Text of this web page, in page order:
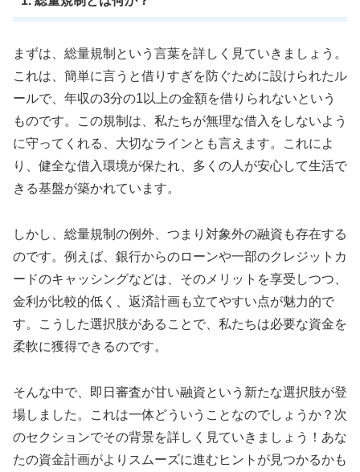
まずは、総量規制という言葉を詳しく見ていきましょう。
これは、簡単に言うと借りすぎを防ぐために設けられたル
ールで、年収の3分の1以上の金額を借りられないという
ものです。この規制は、私たちが無理な借入をしないよう
に守ってくれる、大切なラインとも言えます。これによ
り、健全な借入環境が保たれ、多くの人が安心して生活で
きる基盤が築かれています。
しかし、総量規制の例外、つまり対象外の融資も存在する
のです。例えば、銀行からのローンや一部のクレジットカ
ードのキャッシングなどは、そのメリットを享受しつつ、
金利が比較的低く、返済計画も立てやすい点が魅力的で
す。こうした選択肢があることで、私たちは必要な資金を
柔軟に獲得できるのです。
そんな中で、即日審査が甘い融資という新たな選択肢が登
場しました。これは一体どういうことなのでしょうか？次
のセクションでその背景を詳しく見ていきましょう！あな
たの資金計画がよりスムーズに進むヒントが見つかるかも